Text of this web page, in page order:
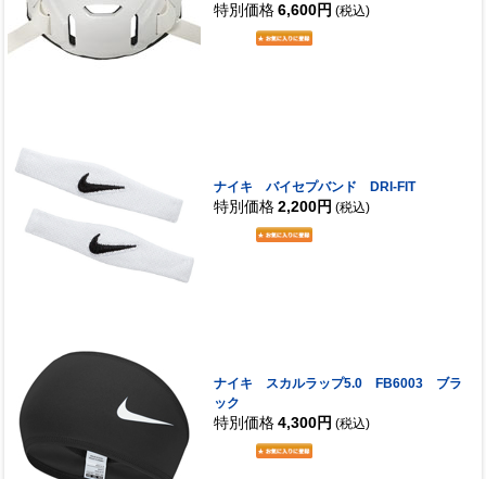
特別価格 6,600円 (税込)
ナイキ バイセプバンド DRI-FIT
特別価格 2,200円 (税込)
ナイキ スカルラップ5.0 FB6003 ブラ
ック
特別価格 4,300円 (税込)